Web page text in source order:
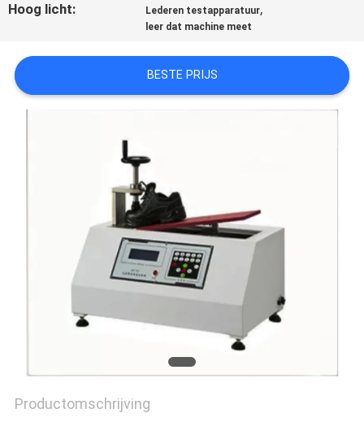
SHOW
SITEMAP
Hoog licht: Lederen testapparatuur,
leer dat machine meet
BESTE PRIJS
Productomschrijving